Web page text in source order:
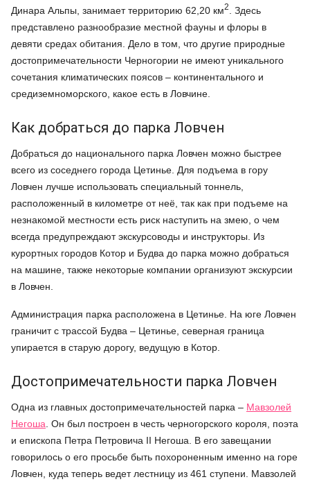
Динара Альпы, занимает территорию 62,20 км2
. Здесь
представлено разнообразие местной фауны и флоры в
девяти средах обитания. Дело в том, что другие природные
достопримечательности Черногории не имеют уникального
сочетания климатических поясов – континентального и
средиземноморского, какое есть в Ловчине.
Как добраться до парка Ловчен
Добраться до национального парка Ловчен можно быстрее
всего из соседнего города Цетинье. Для подъема в гору
Ловчен лучше использовать специальный тоннель,
расположенный в километре от неё, так как при подъеме на
незнакомой местности есть риск наступить на змею, о чем
всегда предупреждают экскурсоводы и инструкторы. Из
курортных городов Котор и Будва до парка можно добраться
на машине, также некоторые компании организуют экскурсии
в Ловчен.
Администрация парка расположена в Цетинье. На юге Ловчен
граничит с трассой Будва – Цетинье, северная граница
упирается в старую дорогу, ведущую в Котор.
Достопримечательности парка Ловчен
Одна из главных достопримечательностей парка – Мавзолей
Негоша . Он был построен в честь черногорского короля, поэта
и епископа Петра Петровича II Негоша. В его завещании
говорилось о его просьбе быть похороненным именно на горе
Ловчен, куда теперь ведет лестницу из 461 ступени. Мавзолей